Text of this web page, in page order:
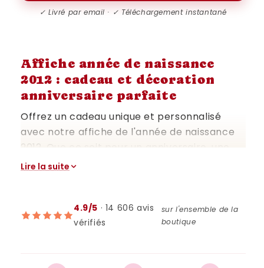
✓ Livré par email · ✓ Téléchargement instantané
Affiche année de naissance
2012 : cadeau et décoration
anniversaire parfaite
Offrez un cadeau unique et personnalisé
avec notre affiche de l'année de naissance
2012. Que ce soit pour un anniversaire, une
décoration de fête ou simplement pour se
son format A4, elle est facilement adaptable
en formats A6, A5, A3, A2, selon vos besoins
Lire la suite
4.9/5 · 14 606 avis
vérifiés
sur l'ensemble de la
boutique